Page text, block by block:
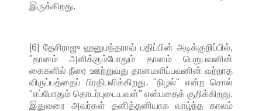
இருக்கிறது.
[6] தேசிராஜு ஹனுமந்தராவ் பதிப்பின் அடிக்குறிப்பில்,
"தானம் அளிக்கும்போதும் தானம் பெறுபவனின்
கைகளில் நீரை ஊற்றுவது தானமளிப்பவனின் வற்றாத
விருப்பத்தைப் பிரதிபலிக்கிறது. "நிழல்" என்ற சொல்
"எப்போதும் தொடர்புடையவள்" என்பதைக் குறிக்கிறது.
இதுவரை அவர்கள் தனித்தனியாக வாழ்ந்த காலம்